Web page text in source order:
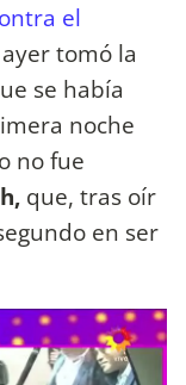
el
tomó la
se había
noche
no fue
que, tras oír
en ser